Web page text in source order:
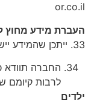
or.co.il
העברת מידע מחוץ
33. ייתכן שהמידע יישמר בשרתי ענן מחוץ לישראל.
החברה תוודא
לרבות קיומם
ילדים